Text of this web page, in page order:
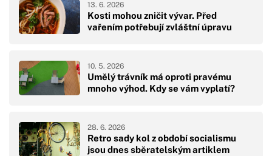
Kosti mohou zničit vývar. Před
vařením potřebují zvláštní úpravu
13. 6. 2026
Umělý trávník má oproti pravému
mnoho výhod. Kdy se vám vyplatí?
10. 5. 2026
Retro sady kol z období socialismu
jsou dnes sběratelským artiklem
28. 6. 2026